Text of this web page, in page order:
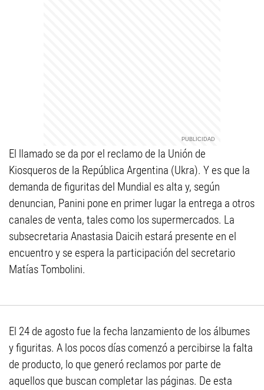
El llamado se da por el reclamo de la Unión de
Kiosqueros de la República Argentina (Ukra). Y es que la
demanda de figuritas del Mundial es alta y, según
denuncian, Panini pone en primer lugar la entrega a otros
canales de venta, tales como los supermercados. La
subsecretaria Anastasia Daicih estará presente en el
encuentro y se espera la participación del secretario
Matías Tombolini.
El 24 de agosto fue la fecha lanzamiento de los álbumes
y figuritas. A los pocos días comenzó a percibirse la falta
de producto, lo que generó reclamos por parte de
aquellos que buscan completar las páginas. De esta